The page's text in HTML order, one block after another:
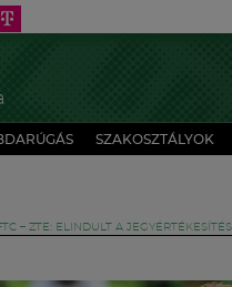
SZAKOSZTÁLYOK
– ZTE: ELINDULT A